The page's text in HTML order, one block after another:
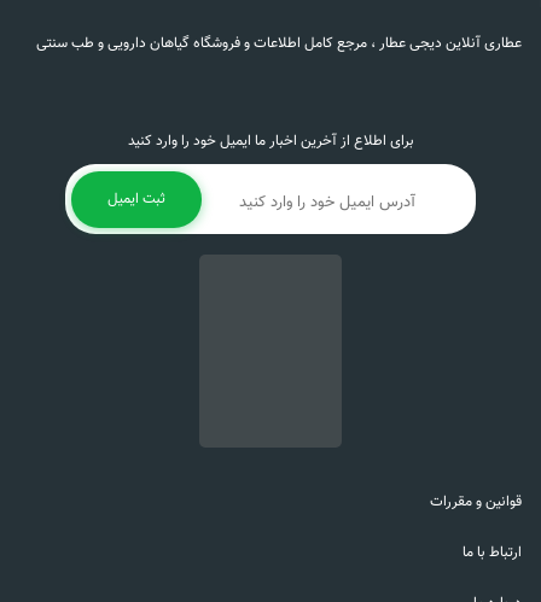
قوانین و مقررات
ارتباط با ما
برای اطلاع از آخرین اخبار ما ایمیل خود را وارد کنید
ثبت ایمیل
عطاری آنلاین دیجی عطار ، مرجع کامل اطلاعات و فروشگاه گیاهان دارویی و طب سنتی